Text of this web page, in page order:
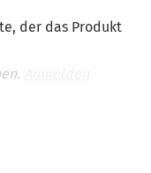
der das Produkt